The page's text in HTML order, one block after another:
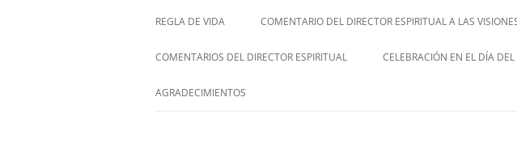
ENGLISH
FRANÇAIS
ITALIANI
REGLA DE VIDA COMENTARIO DEL DIRECTOR ESPIRITUAL A LAS
COMENTARIOS DEL DIRECTOR ESPIRITUAL
STATEMENT FROM THE SPIRITUAL
CELEBRACIÓN EN EL DÍA
AGRADECIMIENTOS